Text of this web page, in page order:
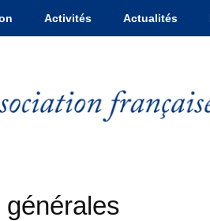
Activités Actualités